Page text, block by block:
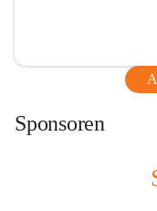
Sponsoren